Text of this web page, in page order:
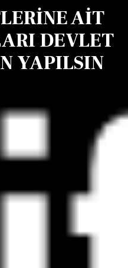
AİT
DEVLET
YAPILSIN